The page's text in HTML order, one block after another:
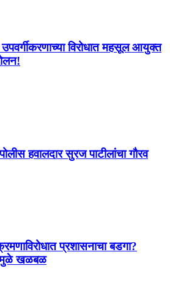
उपवर्गीकरणाच्या विरोधात महसूल आयुक्त
हवालदार सुरज पाटीलांचा गौरव
प्रशासनाचा बडगा?
खळबळ